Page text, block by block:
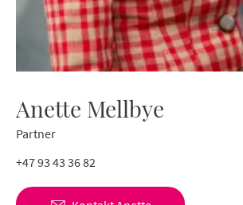
Anette Mellbye
Partner
+47 93 43 36 82